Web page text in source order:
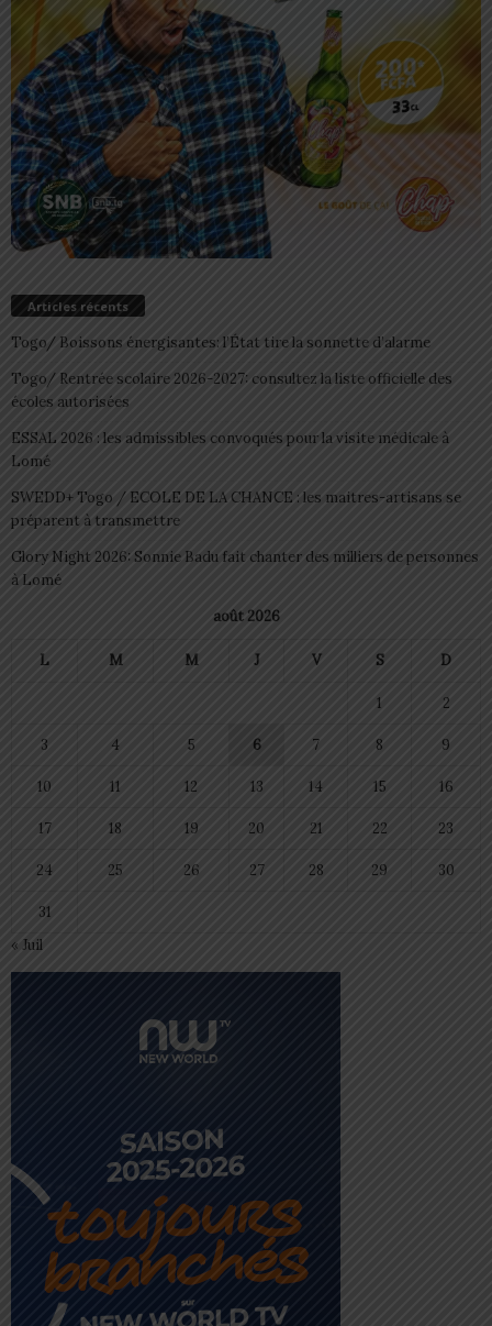
Articles récents
Togo/ Boissons énergisantes: l’État tire la sonnette d’alarme
Togo/ Rentrée scolaire 2026-2027: consultez la liste officielle des
écoles autorisées
ESSAL 2026 : les admissibles convoqués pour la visite médicale à
Lomé
SWEDD+ Togo / ECOLE DE LA CHANCE : les maitres-artisans se
préparent à transmettre
Glory Night 2026: Sonnie Badu fait chanter des milliers de personnes
à Lomé
août 2026
L M M J V S D
1 2
3 4 5 6 7 8 9
10 11 12 13 14 15 16
17 18 19 20 21 22 23
24 25 26 27 28 29 30
31
« Juil